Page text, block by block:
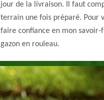
jour de la livraison. Il faut
terrain une fois préparé. Pour
faire confiance en mon
gazon en rouleau.